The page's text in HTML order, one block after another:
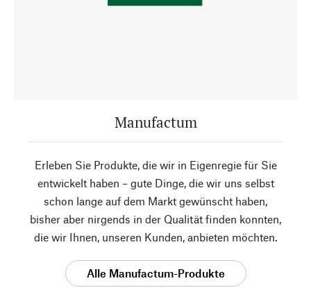
Manufactum
Erleben Sie Produkte, die wir in Eigenregie für Sie
entwickelt haben – gute Dinge, die wir uns selbst
schon lange auf dem Markt gewünscht haben,
bisher aber nirgends in der Qualität finden konnten,
die wir Ihnen, unseren Kunden, anbieten möchten.
Alle Manufactum-Produkte